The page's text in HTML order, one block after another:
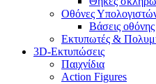
Οθόνες
Βάσεις οθόνης
Εκτυπωτές &
3D-Εκτυπώσεις
Παιχνίδια
Action Figures